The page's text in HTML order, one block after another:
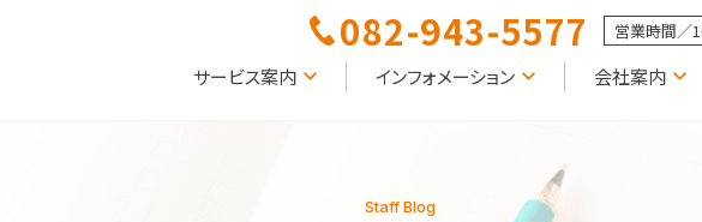
082-943-5577 営業時間／
サービス案内 インフォメーション 会社案内
Staff Blog